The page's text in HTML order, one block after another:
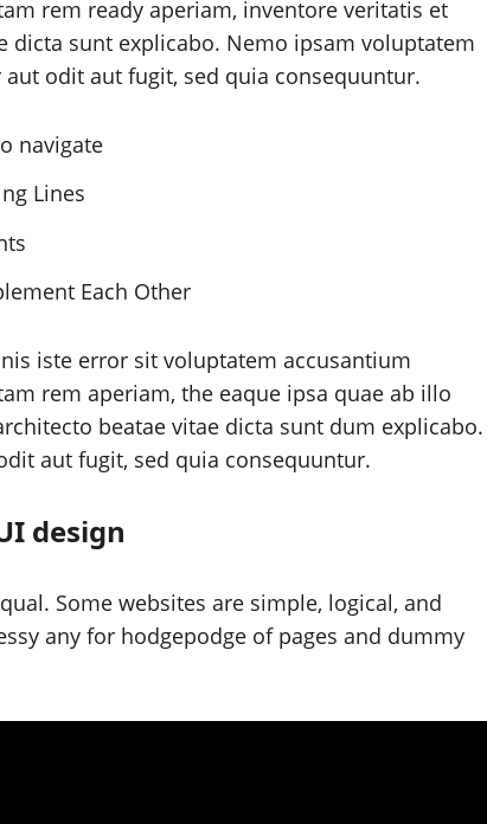
rem ready aperiam, inventore veritatis et
dicta sunt explicabo. Nemo ipsam voluptatem
odit aut fugit, sed quia consequuntur.
navigate
Lines
Each Other
iste error sit voluptatem accusantium
rem aperiam, the eaque ipsa quae ab illo
beatae vitae dicta sunt dum explicabo.
aut fugit, sed quia consequuntur.
design
Some websites are simple, logical, and
any for hodgepodge of pages and dummy